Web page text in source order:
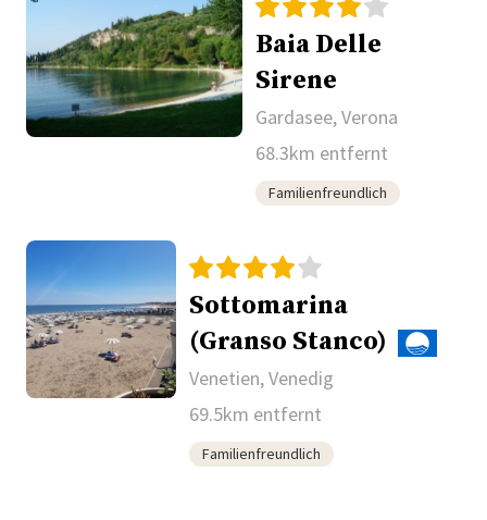
Baia Delle
Sirene
Gardasee, Verona
68.3km entfernt
Familienfreundlich
Sottomarina
(Granso Stanco)
Venetien, Venedig
69.5km entfernt
Familienfreundlich